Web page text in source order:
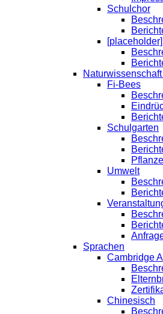
Schulchor
Fi-Bees
Schulgarten
Umwelt
Sprachen
Cambridge
Chinesisch